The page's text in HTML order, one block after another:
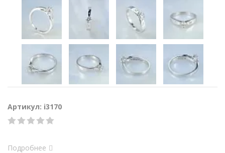
Артикул: i3170
Подробнее